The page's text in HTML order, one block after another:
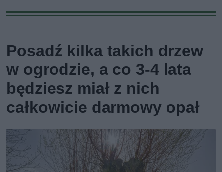
Posadź kilka takich drzew
w ogrodzie, a co 3-4 lata
będziesz miał z nich
całkowicie darmowy opał